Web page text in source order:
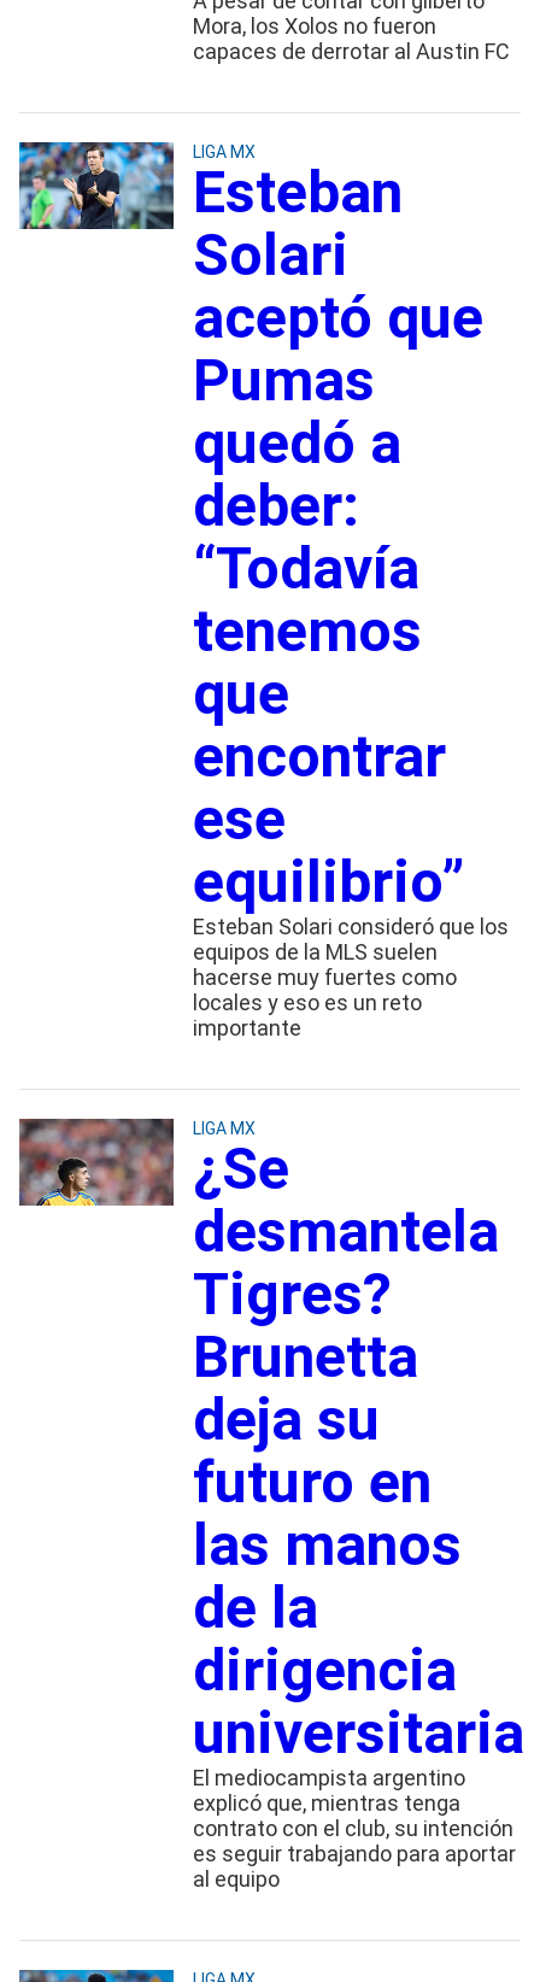
Mora, los Xolos no fueron
capaces de derrotar al Austin FC
LIGA MX
Esteban
Solari
aceptó que
Pumas
quedó a
deber:
“Todavía
tenemos
que
encontrar
ese
equilibrio”
Esteban Solari consideró que los
equipos de la MLS suelen
hacerse muy fuertes como
locales y eso es un reto
importante
LIGA MX
¿Se
desmantela
Tigres?
Brunetta
deja su
futuro en
las manos
de la
dirigencia
universitaria
El mediocampista argentino
explicó que, mientras tenga
contrato con el club, su intención
es seguir trabajando para aportar
al equipo